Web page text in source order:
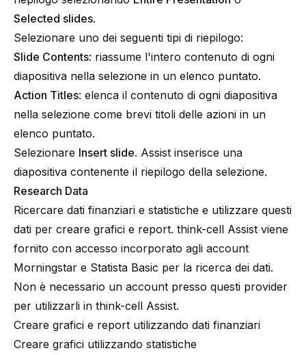
Selected slides.
Selezionare uno dei seguenti tipi di riepilogo:
Slide Contents: riassume l'intero contenuto di ogni
diapositiva nella selezione in un elenco puntato.
Action Titles: elenca il contenuto di ogni diapositiva
nella selezione come brevi titoli delle azioni in un
elenco puntato.
Selezionare Insert slide. Assist inserisce una
diapositiva contenente il riepilogo della selezione.
Research Data
Ricercare dati finanziari e statistiche e utilizzare questi
dati per creare grafici e report. think-cell Assist viene
fornito con accesso incorporato agli account
Morningstar e Statista Basic per la ricerca dei dati.
Non è necessario un account presso questi provider
per utilizzarli in think-cell Assist.
Creare grafici e report utilizzando dati finanziari
Creare grafici utilizzando statistiche